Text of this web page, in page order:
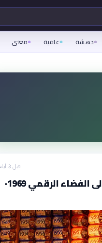
دهشة عافية معنى
قبل 3 أيام
تاريخ شبكة الإنترنت: من الأبحاث العسكرية إلى الفضاء الرقمي 1969-